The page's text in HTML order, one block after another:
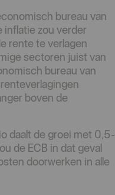
bureau van
inflatie zou verder
rente te verlagen
sectoren juist van
bureau van
boven de
daalt de groei met 0,5-
de ECB in dat geval
doorwerken in alle